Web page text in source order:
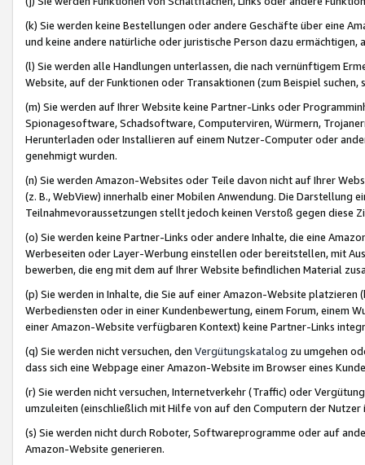
(k) Sie werden keine Bestellungen oder andere Geschäfte über eine
und keine andere natürliche oder juristische Person dazu
(l) Sie werden alle Handlungen unterlassen, die nach vernünftigem
Website, auf der Funktionen oder Transaktionen (zum Beispiel
(m) Sie werden auf Ihrer Website keine Partner-Links oder
Spionagesoftware, Schadsoftware, Computerviren, Würmern,
Herunterladen oder Installieren auf einem Nutzer-Computer oder
genehmigt wurden.
(n) Sie werden Amazon-Websites oder Teile davon nicht auf Ihrer
(z. B., WebView) innerhalb einer Mobilen Anwendung. Die Darstellung
Teilnahmevoraussetzungen stellt jedoch keinen Verstoß gegen diese
(o) Sie werden keine Partner-Links oder andere Inhalte, die eine
Werbeseiten oder Layer-Werbung einstellen oder bereitstellen, mit
bewerben, die eng mit dem auf Ihrer Website befindlichen Material
(p) Sie werden in Inhalte, die Sie auf einer Amazon-Website
Werbediensten oder in einer Kundenbewertung, einem Forum, einem
einer Amazon-Website verfügbaren Kontext) keine Partner-Links
(q) Sie werden nicht versuchen, den Vergütungskatalog zu umgehen
dass sich eine Webpage einer Amazon-Website im Browser eines
(r) Sie werden nicht versuchen, Internetverkehr (Traffic) oder
umzuleiten (einschließlich mit Hilfe von auf den Computern der
(s) Sie werden nicht durch Roboter, Softwareprogramme oder auf
Amazon-Website generieren.